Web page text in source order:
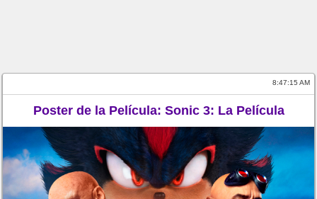
8:47:16 AM
Poster de la Película: Sonic 3: La Película